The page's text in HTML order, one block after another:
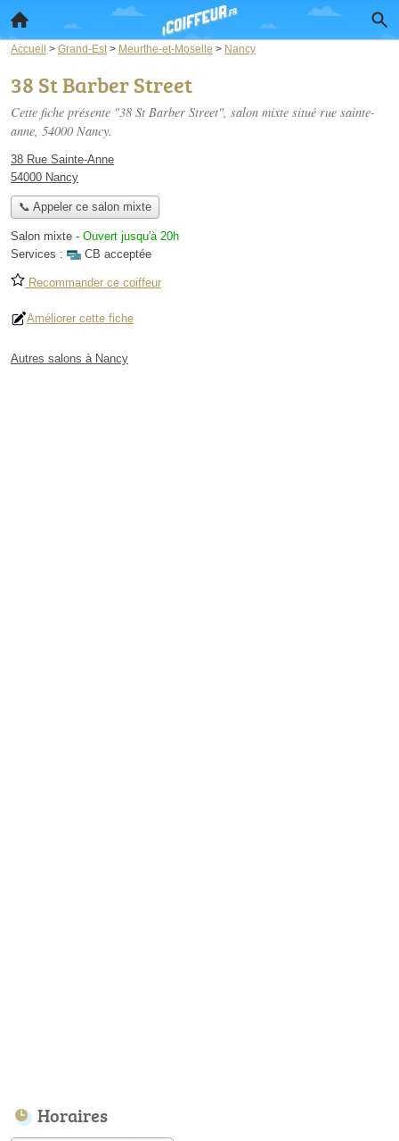
Accueil > Grand-Est > Meurthe-et-Moselle > Nancy
38 St Barber Street
Cette fiche présente "38 St Barber Street", salon mixte situé rue sainte-
anne, 54000 Nancy.
38 Rue Sainte-Anne
54000 Nancy
📞 Appeler ce salon mixte
Salon mixte - Ouvert jusqu'à 20h
Services :
CB acceptée
Recommander ce coiffeur
Améliorer cette fiche
Autres salons à Nancy
Horaires